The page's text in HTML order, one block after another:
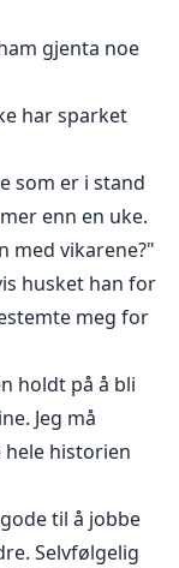
mye lenger
og forbudte
overfor den
det personlige,
er
territorier.
gjenta noe
har sparket
som er i stand
enn en uke.
med vikarene?"
husket han for
meg for
holdt på å bli
Jeg må
historien
til å jobbe
Selvfølgelig